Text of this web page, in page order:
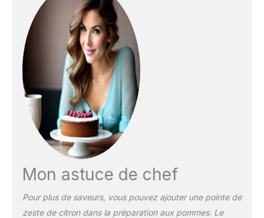
Mon astuce de chef
Pour plus de saveurs, vous pouvez ajouter une pointe de
zeste de citron dans la préparation aux pommes. Le